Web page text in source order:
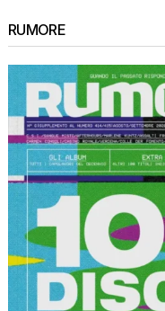
RUMORE